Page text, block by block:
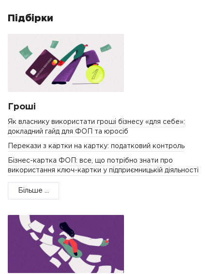
Підбірки
Гроші
Як власнику використати гроші бізнесу «для себе»:
докладний гайд для ФОП та юросіб
Перекази з картки на картку: податковий контроль
Бізнес-картка ФОП: все, що потрібно знати про
використання ключ-картки у підприємницькій діяльності
Більше ...